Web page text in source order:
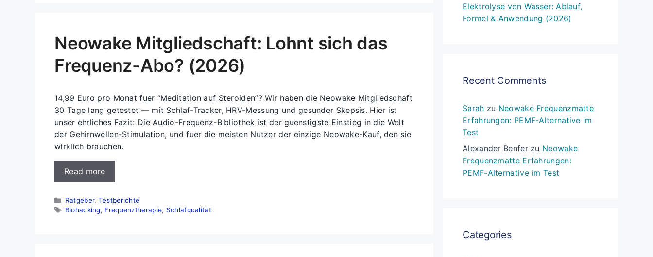
Neowake Mitgliedschaft: Lohnt sich das
Frequenz-Abo? (2026)
14,99 Euro pro Monat fuer “Meditation auf Steroiden”? Wir haben die Neowake Mitgliedschaft
30 Tage lang getestet — mit Schlaf-Tracker, HRV-Messung und gesunder Skepsis. Hier ist
unser ehrliches Fazit: Die Audio-Frequenz-Bibliothek ist der guenstigste Einstieg in die Welt
der Gehirnwellen-Stimulation, und fuer die meisten Nutzer der einzige Neowake-Kauf, den sie
wirklich brauchen.
Read more
Kategorien
Ratgeber, Testberichte
Schlagwörter
Biohacking, Frequenztherapie, Schlafqualität
Elektrolyse von Wasser: Ablauf,
Formel & Anwendung (2026)
Recent Comments
Sarah zu Neowake Frequenzmatte
Erfahrungen: PEMF-Alternative im
Test
Alexander Benferzu Neowake
Frequenzmatte Erfahrungen:
PEMF-Alternative im Test
Categories